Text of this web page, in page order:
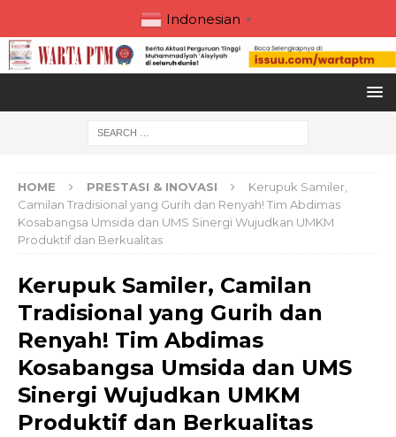
Indonesian ▼
HOME PRESTASI & INOVASI
Kerupuk Samiler,
Camilan Tradisional yang Gurih dan Renyah! Tim Abdimas
Kosabangsa Umsida dan UMS Sinergi Wujudkan UMKM
Produktif dan Berkualitas
Kerupuk Samiler, Camilan
Tradisional yang Gurih dan
Renyah! Tim Abdimas
Kosabangsa Umsida dan UMS
Sinergi Wujudkan UMKM
Produktif dan Berkualitas